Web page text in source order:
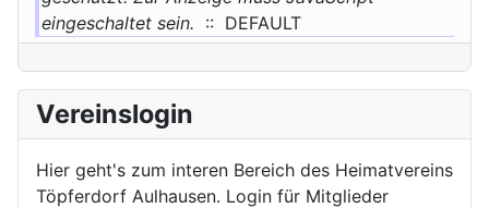
eingeschaltet sein. :: DEFAULT
Vereinslogin
Hier geht's zum interen Bereich des Heimatvereins
Töpferdorf Aulhausen. Login für Mitglieder